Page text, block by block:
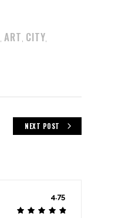
,ART CITY
NEXT POST
4.75